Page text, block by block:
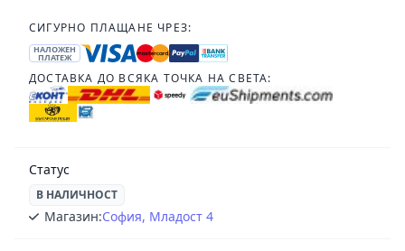
СИГУРНО ПЛАЩАНЕ ЧРЕЗ:
НАЛОЖЕН
ПЛАТЕЖ
ДОСТАВКА ДО ВСЯКА ТОЧКА НА СВЕТА:
Статус
В НАЛИЧНОСТ
Магазин:София, Младост 4